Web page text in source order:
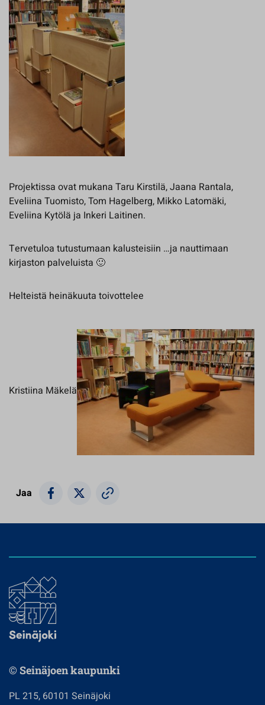
Projektissa ovat mukana Taru Kirstilä, Jaana Rantala,
Eveliina Tuomisto, Tom Hagelberg, Mikko Latomäki,
Eveliina Kytölä ja Inkeri Laitinen.
Tervetuloa tutustumaan kalusteisiin …ja nauttimaan
kirjaston palveluista 🙂
Helteistä heinäkuuta toivottelee
Kristiina Mäkelä
Jaa
© Seinäjoen kaupunki
PL 215, 60101 Seinäjoki